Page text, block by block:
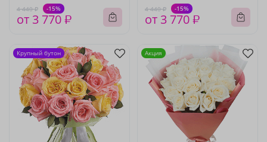
4 440 ₽ -15%
от 3 770 ₽
4 440 ₽ -15%
от 3 770 ₽
Крупный бутон Акция